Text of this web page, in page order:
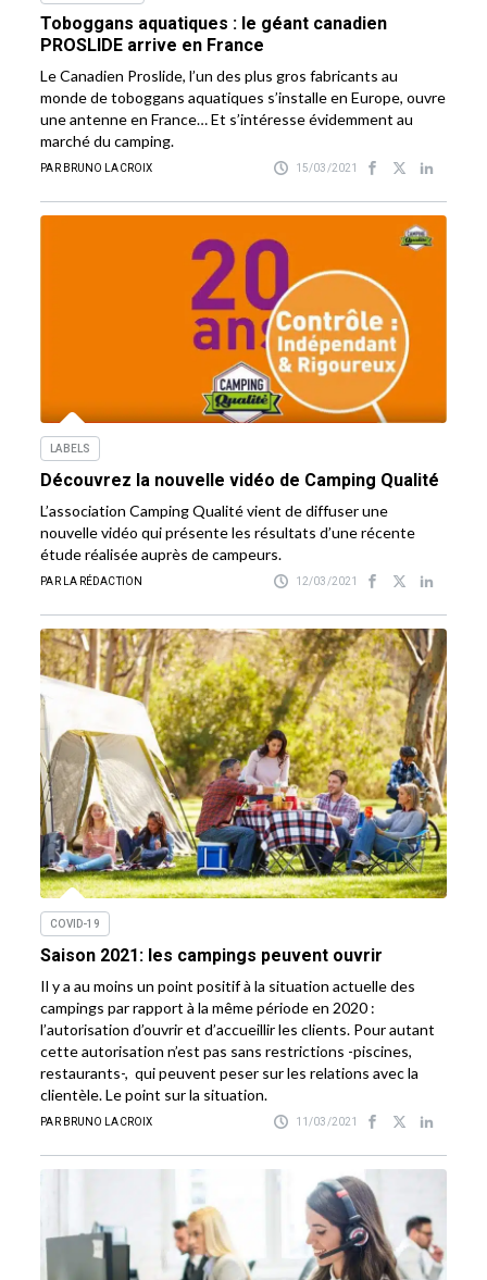
Toboggans aquatiques : le géant canadien
PROSLIDE arrive en France
Le Canadien Proslide, l’un des plus gros fabricants au
monde de toboggans aquatiques s’installe en Europe, ouvre
une antenne en France… Et s’intéresse évidemment au
marché du camping.
PAR BRUNO LACROIX 15/03/2021
LABELS
Découvrez la nouvelle vidéo de Camping Qualité
L’association Camping Qualité vient de diffuser une
nouvelle vidéo qui présente les résultats d’une récente
étude réalisée auprès de campeurs.
PAR LA RÉDACTION 12/03/2021
COVID-19
Saison 2021: les campings peuvent ouvrir
Il y a au moins un point positif à la situation actuelle des
campings par rapport à la même période en 2020 :
l’autorisation d’ouvrir et d’accueillir les clients. Pour autant
cette autorisation n’est pas sans restrictions -piscines,
restaurants-, qui peuvent peser sur les relations avec la
clientèle. Le point sur la situation.
PAR BRUNO LACROIX 11/03/2021